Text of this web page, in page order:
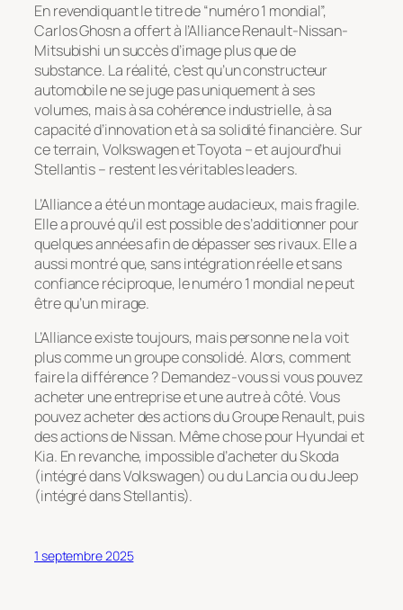
En revendiquant le titre de “numéro 1 mondial”,
Carlos Ghosn a offert à l’Alliance Renault-Nissan-
Mitsubishi un succès d’image plus que de
substance. La réalité, c’est qu’un constructeur
automobile ne se juge pas uniquement à ses
volumes, mais à sa cohérence industrielle, à sa
capacité d’innovation et à sa solidité financière. Sur
ce terrain, Volkswagen et Toyota – et aujourd’hui
Stellantis – restent les véritables leaders.
L’Alliance a été un montage audacieux, mais fragile.
Elle a prouvé qu’il est possible de s’additionner pour
quelques années afin de dépasser ses rivaux. Elle a
aussi montré que, sans intégration réelle et sans
confiance réciproque, le numéro 1 mondial ne peut
être qu’un mirage.
L’Alliance existe toujours, mais personne ne la voit
plus comme un groupe consolidé. Alors, comment
faire la différence ? Demandez-vous si vous pouvez
acheter une entreprise et une autre à côté. Vous
pouvez acheter des actions du Groupe Renault, puis
des actions de Nissan. Même chose pour Hyundai et
Kia. En revanche, impossible d’acheter du Skoda
(intégré dans Volkswagen) ou du Lancia ou du Jeep
(intégré dans Stellantis).
1 septembre 2025